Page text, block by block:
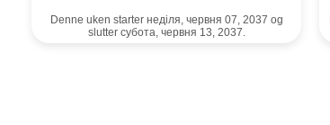
Denne uken starter неділя, червня 07, 2037 og
slutter субота, червня 13, 2037.